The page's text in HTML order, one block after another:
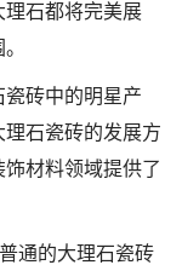
石都将完美展
砖中的明星产
石瓷砖的发展方
材料领域提供了
通的大理石瓷砖